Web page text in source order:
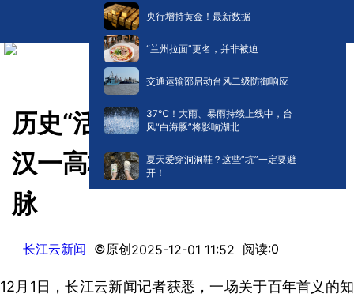
央行增持黄金！最新数据
“兰州拉面”更名，并非被迫
交通运输部启动台风二级防御响应
​37℃！大雨、暴雨持续上线中，台
风“白海豚”将影响湖北
夏天爱穿洞洞鞋？这些“坑”一定要避
开！
历史“活”了，精神“火”了！武
汉一高校知识赛场赓续百年血
脉
长江云新闻 ©原创2025-12-01 11:52 阅读:0
12月1日，长江云新闻记者获悉，一场关于百年首义的知